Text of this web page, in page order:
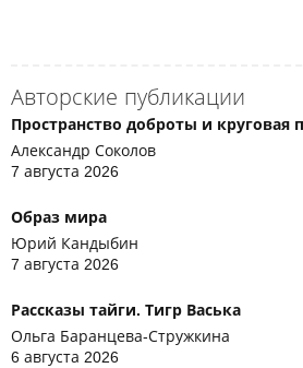
Авторские публикации
Пространство доброты и круговая
Александр Соколов
7 августа 2026
Образ мира
Юрий Кандыбин
7 августа 2026
Рассказы тайги. Тигр Васька
Ольга Баранцева-Стружкина
6 августа 2026